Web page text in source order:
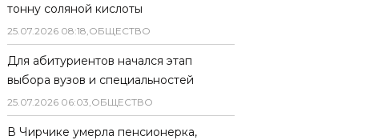
тонну соляной кислоты
25.07.2026 08:18,ОБЩЕСТВО
Для абитуриентов начался этап
выбора вузов и специальностей
25.07.2026 06:03,ОБЩЕСТВО
В Чирчике умерла пенсионерка,